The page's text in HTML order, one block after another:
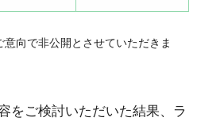
向で非公開とさせていただきま
をご検討いただいた結果、ラ